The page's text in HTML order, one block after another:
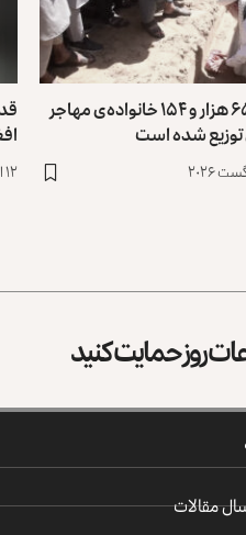
طالبان: برای ۶۵ هزار و ۱۵۴ خانواده‌ی مهاجر
توزیع ‏شده است
۱۲ اسد ۱۴۰۵ - ۳ آگست ۲۰۲۶
روز حمایت کنید
مقالات